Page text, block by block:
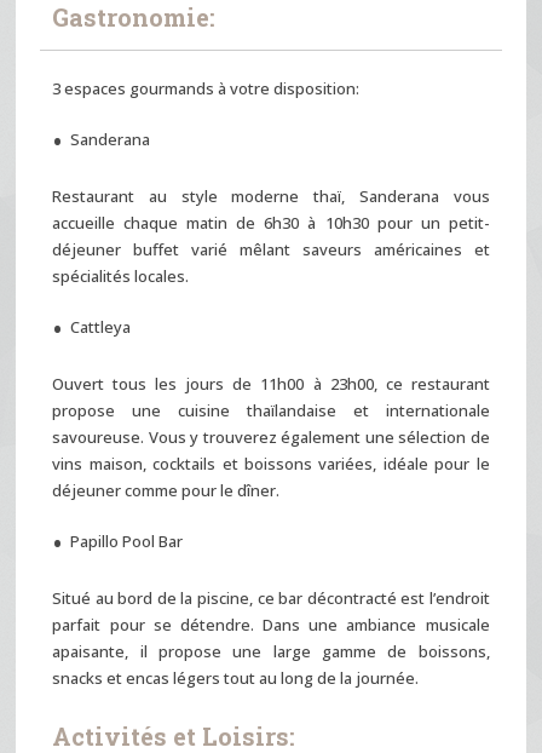
Gastronomie:
3 espaces gourmands à votre disposition:
Sanderana
Restaurant au style moderne thaï, Sanderana vous
accueille chaque matin de 6h30 à 10h30 pour un petit-
déjeuner buffet varié mêlant saveurs américaines et
spécialités locales.
Cattleya
Ouvert tous les jours de 11h00 à 23h00, ce restaurant
propose une cuisine thaïlandaise et internationale
savoureuse. Vous y trouverez également une sélection de
vins maison, cocktails et boissons variées, idéale pour le
déjeuner comme pour le dîner.
Papillo Pool Bar
Situé au bord de la piscine, ce bar décontracté est l’endroit
parfait pour se détendre. Dans une ambiance musicale
apaisante, il propose une large gamme de boissons,
snacks et encas légers tout au long de la journée.
Activités et Loisirs: